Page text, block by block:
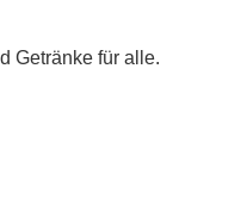
Getränke für alle.